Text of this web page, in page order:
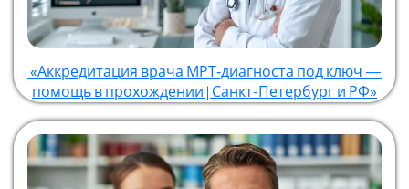
«Аккредитация врача МРТ‑диагноста под ключ —
помощь в прохождении | Санкт-Петербург и РФ»